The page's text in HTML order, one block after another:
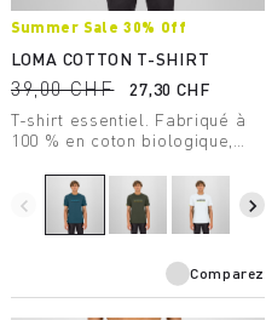
Summer Sale 30% Off
LOMA COTTON T-SHIRT
39,00 CHF
27,30 CHF
T-shirt essentiel. Fabriqué à
100 % en coton biologique,
il est conçu pour le temps
libre.
navigate_before navigate_next
Comparez